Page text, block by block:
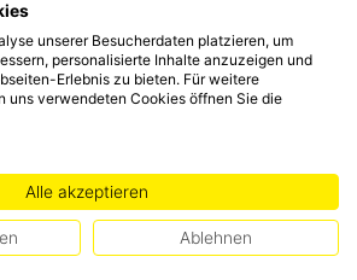
NWB Experten-Blog
DATENSCHUTZIMPRESSUM
unserer Besucherdaten platzieren, um
personalisierte Inhalte anzuzeigen und
Erlebnis zu bieten. Für weitere
uns verwendeten Cookies öffnen Sie die
Alle akzeptieren
Ablehnen